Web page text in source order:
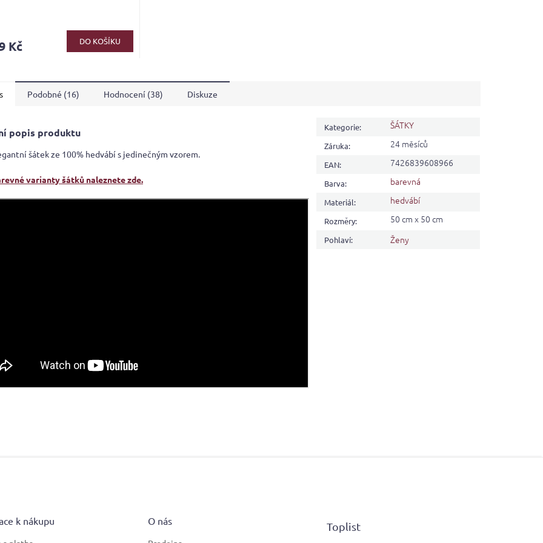
Kč DO KOŠÍKU
Podobné (16) Hodnocení (38) Diskuze
popis produktu
šátek ze 100% hedvábí s jedinečným vzorem.
varianty šátků naleznete zde.
Kategorie: ŠÁTKY
Záruka: 24 měsíců
EAN: 7426839608966
Barva: barevná
Materiál: hedvábí
Rozměry: 50 cm x 50 cm
Pohlaví: Ženy
k nákupu O nás Toplist